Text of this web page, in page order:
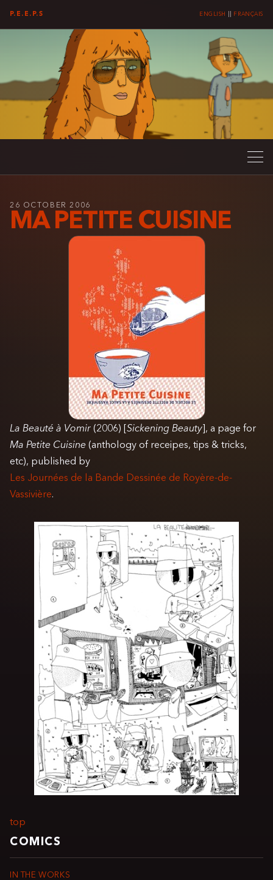
P.E.E.P.S ENGLISH FRANÇAIS
26 OCTOBER 2006
MA PETITE CUISINE
La Beauté à Vomir (2006) [ Sickening Beauty ], a page for
Ma Petite Cuisine (anthology of receipes, tips & tricks,
etc), published by
Les Journées de la Bande Dessinée de Royère-de-
Vassivière.
top
COMICS
IN THE WORKS